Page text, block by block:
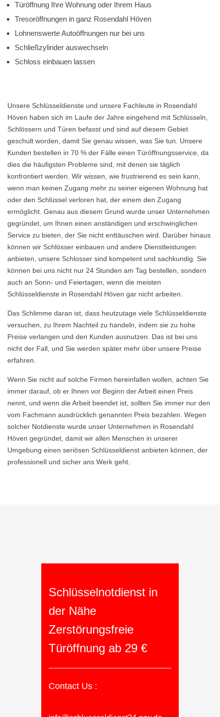
Türöffnung Ihre Wohnung oder Ihrem Haus
Tresoröffnungen in ganz Rosendahl Höven
Lohnenswerte Autoöffnungen nur bei uns
Schließzylinder auswechseln
Schloss einbauen lassen
Unsere Schlüsseldienste und unsere Fachleute in Rosendahl
Höven haben sich im Laufe der Jahre eingehend mit Schlüsseln,
Schlössern und Türen befasst und sind auf diesem Gebiet
geschult worden, damit Sie genau wissen, was Sie tun. Unsere
Kunden bestellen in 70 % der Fälle einen Türöffnungsservice, da
dies die häufigsten Probleme sind, mit denen sie täglich
konfrontiert werden. Wir wissen, wie frustrierend es sein kann,
wenn man keinen Zugang mehr zu seiner eigenen Wohnung hat
oder den Schlüssel verloren hat, der einem den Zugang
ermöglicht. Genau aus diesem Grund wurde unser Unternehmen
gegründet, um Ihnen einen anständigen und erschwinglichen
Service zu bieten, der Sie nicht enttäuschen wird. Darüber hinaus
können wir Schlösser einbauen und andere Dienstleistungen
anbieten, unsere Schlosser sind kompetent und sachkundig. Sie
können bei uns nicht nur 24 Stunden am Tag bestellen, sondern
auch an Sonn- und Feiertagen, wenn die meisten
Schlüsseldienste in Rosendahl Höven gar nicht arbeiten.
Das Schlimme daran ist, dass heutzutage viele Schlüsseldienste
versuchen, zu Ihrem Nachteil zu handeln, indem sie zu hohe
Preise verlangen und den Kunden ausnutzen. Das ist bei uns
nicht der Fall, und Sie werden später mehr über unsere Preise
erfahren.
Wenn Sie nicht auf solche Firmen hereinfallen wollen, achten Sie
immer darauf, ob er Ihnen vor Beginn der Arbeit einen Preis
nennt, und wenn die Arbeit beendet ist, sollten Sie immer nur den
vom Fachmann ausdrücklich genannten Preis bezahlen. Wegen
solcher Notdienste wurde unser Unternehmen in Rosendahl
Höven gegründet, damit wir allen Menschen in unserer
Umgebung einen seriösen Schlüsseldienst anbieten können, der
professionell und sicher ans Werk geht.
Schlüsselnotdienst in
der Nähe
Zerstörungsfreie
Türöffnung ab 29 €
Contact Us :